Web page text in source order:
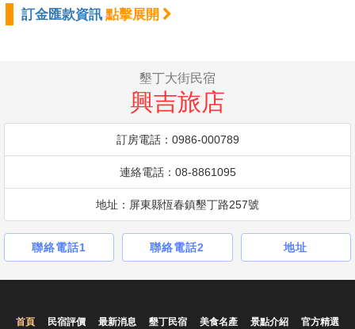
訂金匯款資訊 點擊展開
墾丁大街民宿
興吉旅店
訂房電話：0986-000789
連絡電話：08-8861095
地址：屏東縣恆春鎮墾丁路257號
聯絡電話1 聯絡電話2 地址
首頁 民宿評價 最新消息 墾丁民宿 美食名產 景點介紹 官方精選